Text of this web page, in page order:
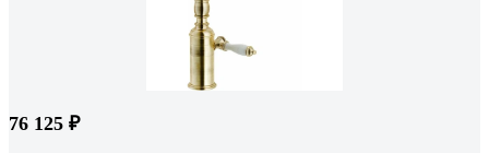
76 125 ₽